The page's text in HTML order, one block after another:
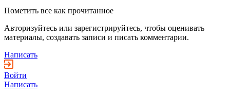
Пометить все как прочитанное
Авторизуйтесь или зарегистрируйтесь, чтобы оценивать
материалы, создавать записи и писать комментарии.
Написать
Войти
Написать